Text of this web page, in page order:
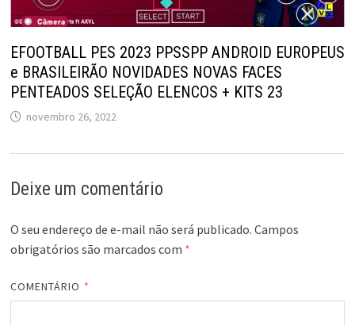
EFOOTBALL PES 2023 PPSSPP ANDROID EUROPEUS
e BRASILEIRÃO NOVIDADES NOVAS FACES
PENTEADOS SELEÇÃO ELENCOS + KITS 23
novembro 26, 2022
Deixe um comentário
O seu endereço de e-mail não será publicado. Campos
obrigatórios são marcados com *
COMENTÁRIO *